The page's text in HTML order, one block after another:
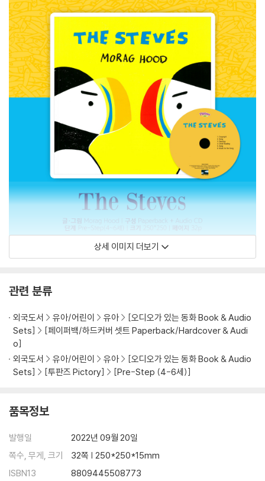
상세 이미지 더보기
관련 분류
외국도서 유아/어린이 유아
[오디오가 있는 동화 Book & Audio
Sets]
[페이퍼백/하드커버 셋트 Paperback/Hardcover & Audi
o]
외국도서
유아/어린이 유아
[오디오가 있는 동화 Book & Audio
Sets]
[투판즈 Pictory] [Pre-Step (4-6세)]
품목정보
발행일
2022년 09월 20일
쪽수, 무게, 크기
32쪽 | 250*250*15mm
ISBN13
8809445508773